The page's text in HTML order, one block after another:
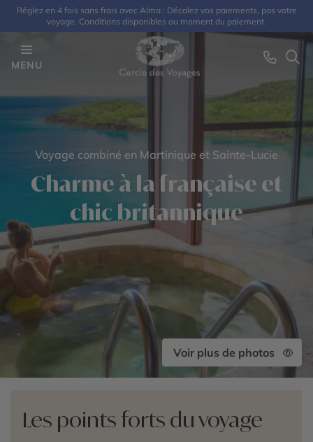
Réglez en 4 fois sans frais avec Alma : Décalez vos paiements, pas votre
voyage. Conditions disponibles au moment du paiement.
MENU
Voyage combiné en Martinique et Sainte-Lucie
Charme à la française et
chic britannique
Voir plus de photos
Les points forts du voyage